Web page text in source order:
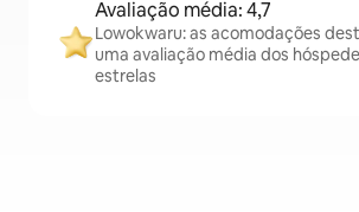
Avaliação média: 4,7
Lowokwaru: as acomodações
uma avaliação média dos
estrelas